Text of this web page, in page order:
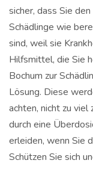
sicher, dass Sie
Schädlinge wie
sind, weil sie
Hilfsmittel, die Sie
Bochum zur
Lösung. Diese
achten, nicht zu viel
durch eine
erleiden, wenn Sie
Schützen Sie sich